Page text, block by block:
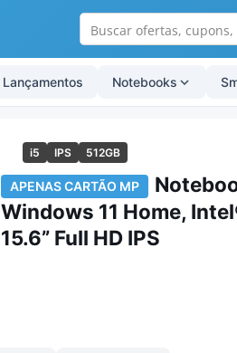
Lançamentos Notebooks
i5 IPS 512GB
APENAS CARTÃO MP
Windows 11 Home,
15.6” Full HD IPS